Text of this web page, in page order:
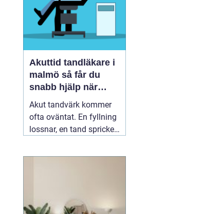
Akuttid tandläkare i
malmö så får du
snabb hjälp när
tanden gör ont
Akut tandvärk kommer
ofta oväntat. En fyllning
lossnar, en tand spricker
svullnar upp över en
snabbt
04 augusti 2026